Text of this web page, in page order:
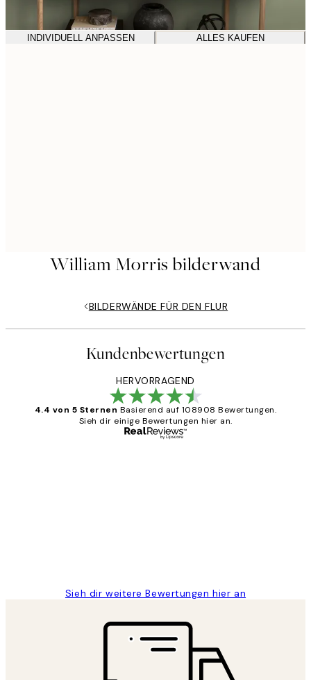
INDIVIDUELL ANPASSEN ALLES KAUFEN
William Morris bilderwand
BILDERWÄNDE FÜR DEN FLUR
Kundenbewertungen
HERVORRAGEND
4.4 von 5 Sternen Basierend auf 108908 Bewertungen.
Sieh dir einige Bewertungen hier an.
Sieh dir weitere Bewertungen hier an